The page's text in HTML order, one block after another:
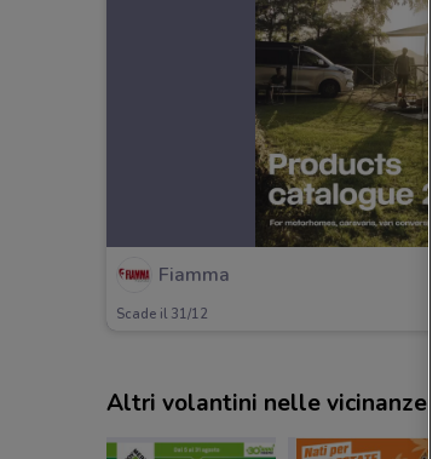
Fiamma
Scade il 31/12
Altri volantini nelle vicinanze